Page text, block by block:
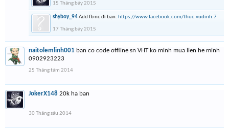
15 Tháng bảy 2015
shyboy_94Add fb nc đi bạn: https://www.facebook.com/thuc.vudinh.7
17 Tháng bảy 2015
naitolemlinh001 ban co code offline sn VHT ko minh mua lien he minh
0902923223
25 Tháng tám 2014
JokerX148 20k ha ban
30 Tháng sáu 2014